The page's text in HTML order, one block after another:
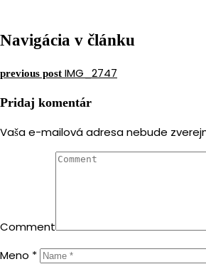
Navigácia v článku
previous post IMG_2747
Pridaj komentár
Vaša e-mailová adresa nebude
Comment
Meno *